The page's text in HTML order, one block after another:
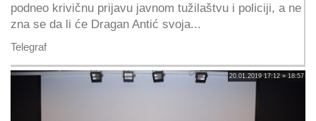
podneo krivičnu prijavu javnom tužilaštvu i policiji, a ne
zna se da li će Dragan Antić svoja...
Telegraf
20.01.2019 17:12 » 18:57